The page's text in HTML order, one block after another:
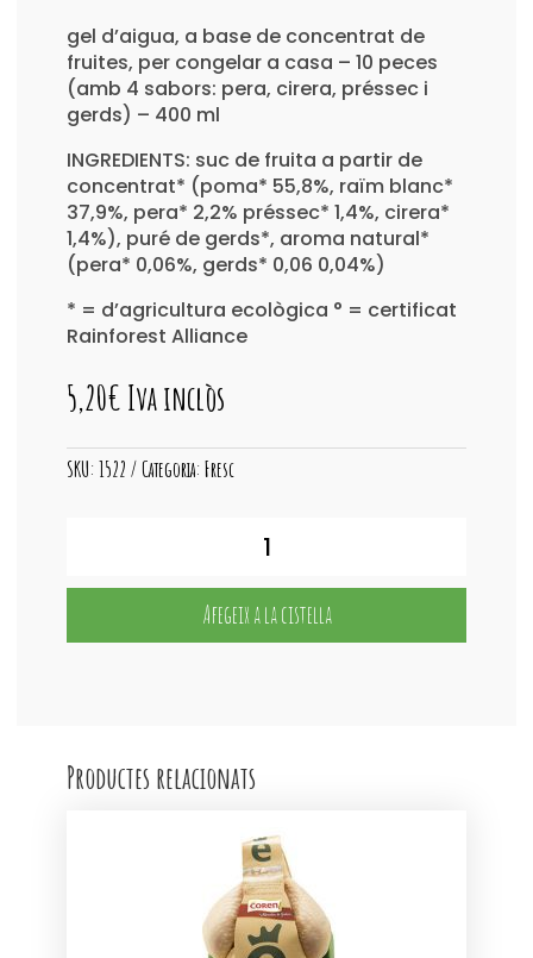
gel d’aigua, a base de concentrat de
fruites, per congelar a casa – 10 peces
(amb 4 sabors: pera, cirera, préssec i
gerds) – 400 ml
INGREDIENTS: suc de fruita a partir de
concentrat* (poma* 55,8%, raïm blanc*
37,9%, pera* 2,2% préssec* 1,4%, cirera*
1,4%), puré de gerds*, aroma natural*
(pera* 0,06%, gerds* 0,06 0,04%)
* = d’agricultura ecològica ° = certificat
Rainforest Alliance
5,20€ Iva inclòs
SKU:1522 Categoria:Fresc
Polins
Afegeix a la cistella
Productes relacionats